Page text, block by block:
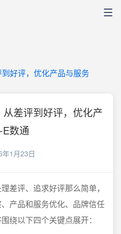
好评，优化产品与服务
差评到好评，优化产
数通
1月23日
差评、追求好评那么简单，
产品和服务优化、品牌信任
绕以下四个关键点展开：